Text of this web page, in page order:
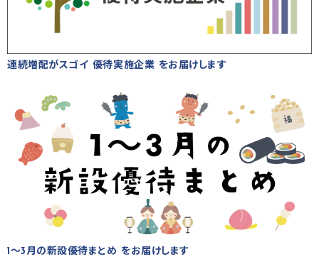
連続増配がスゴイ 優待実施企業 をお届けします
1～3月の新設優待まとめ をお届けします